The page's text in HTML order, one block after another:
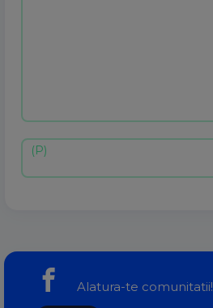
Alatura-te comunitatii!